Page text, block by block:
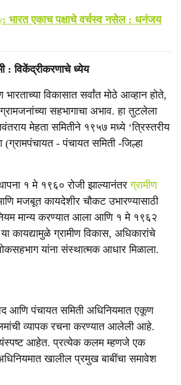
एकाच पक्षाचे वर्चस्व नसेल : धनंजय
: विकेंद्रीकरणाचे ध्येय
भारताच्या विकासात सर्वांत मोठे आव्हान होते,
सहभागाचा अभाव. हा तुटलेला
मेहता समितीने १९५७ मध्ये ‘त्रिस्तरीय
(ग्रामपंचायत - पंचायत समिती -जिल्हा
१ मे १९६० रोजी झाल्यानंतरग्रामीण
मजबूत कायदेशीर चौकट उभारण्यासाठी
मान्य करण्यात आला आणि १ मे १९६२
कायद्यामुळे ग्रामीण विकास, अधिकारांचे
यांना संस्थात्मक आधार मिळाला.
आणि पंचायत समिती अधिनियमात एकूण
व्यापक रचना करण्यात आलेली आहे.
आहेत. प्रत्येक कलम म्हणजे एक
खालील प्रमुख बाबींचा समावेश